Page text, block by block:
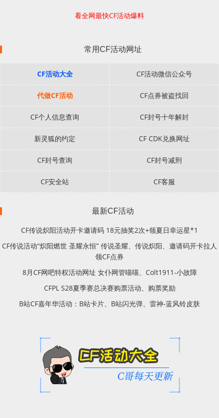
看全网最快CF活动爆料
常用CF活动网址
CF活动大全 CF活动微信公众号
代做CF活动 CF点券被盗找回
CF个人信息查询 CF封号十年解封
新灵狐的约定 CF CDK兑换网址
CF封号查询 CF封号减刑
CF安全站 CF客服
最新CF活动
CF传说炽阳活动开卡邀请码 18元抽奖2次+领夏日幸运星*1
CF传说活动“炽阳燃世 圣耀永恒” 传说圣耀、传说炽阳、邀请码开卡拉人
领CF点券
8月CF网吧特权活动网址 女仆网管喵喵、Colt1911-小故障
CFPL S28夏季赛总决赛购票活动、购票奖励
B站CF嘉年华活动：B站卡片、B站闪光弹、雷神-蓝风铃皮肤